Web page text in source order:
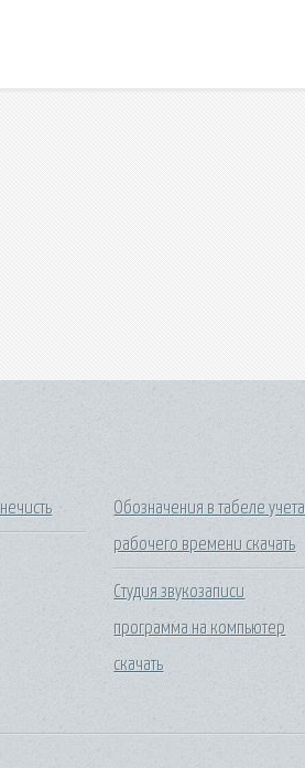
Обозначения в табеле учета
рабочего времени скачать
Студия звукозаписи
программа на компьютер
скачать